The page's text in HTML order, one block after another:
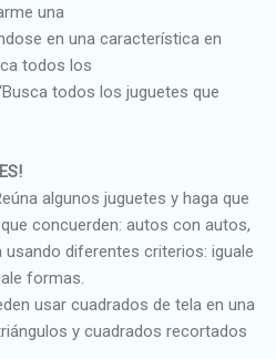
una
en una característica en
todos los
todos los juguetes que
algunos juguetes y haga que
concuerden: autos con autos,
diferentes criterios: iguale
formas.
usar cuadrados de tela en una
y cuadrados recortados